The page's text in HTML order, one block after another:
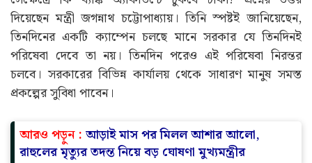
দিয়েছেন মন্ত্রী জগন্নাথ চট্টোপাধ্যায়। তিনি স্পষ্টই জানিয়েছেন,
তিনদিনের একটি ক্যাম্পেন চলছে মানে সরকার যে তিনদিনই
পরিষেবা দেবে তা নয়। তিনদিন পরেও এই পরিষেবা নিরন্তর
চলবে। সরকারের বিভিন্ন কার্যালয় থেকে সাধারণ মানুষ সমস্ত
প্রকল্পের সুবিধা পাবেন।
আরও পড়ুন : আড়াই মাস পর মিলল আশার আলো,
রাহুলের মৃত্যুর তদন্ত নিয়ে বড় ঘোষণা মুখ্যমন্ত্রীর